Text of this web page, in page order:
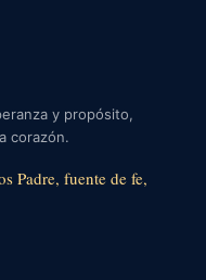
y propósito,
corazón.
Padre, fuente de fe,